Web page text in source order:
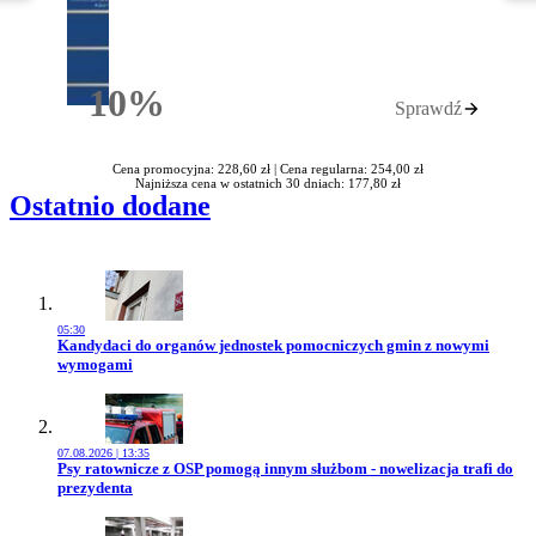
10%Rabatu Sprawdź
Cena promocyjna: 228,60 zł | Cena regularna: 254,00 zł
Najniższa cena w ostatnich 30 dniach: 177,80 zł
Ostatnio dodane
05:30
Przejdź do artykułu:
Kandydaci do organów jednostek pomocniczych gmin z nowymi
wymogami
07.08.2026 | 13:35
Przejdź do artykułu:
Psy ratownicze z OSP pomogą innym służbom - nowelizacja trafi do
prezydenta